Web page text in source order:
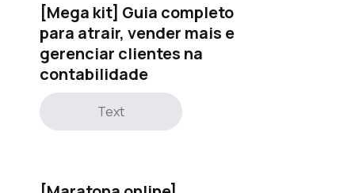
[Mega kit] Guia completo
para atrair, vender mais e
gerenciar clientes na
contabilidade
Text